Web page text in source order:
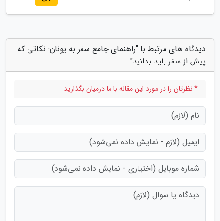
دیدگاه های مرتبط با "راهنمای جامع سفر به یونان: نکاتی که
پیش از سفر باید بدانید"
* نظرتان را در مورد این مقاله با ما درمیان بگذارید